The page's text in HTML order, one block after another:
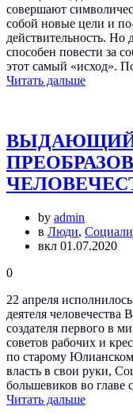
совершают
собой новые цели и
действительность. Но
способен повести за
этот самый «исход».
Читать дальше
by admin
в Люди,
вкл 01.07.2020
0
22 апреля
деятеля
создателя первого в
советов рабочих и
по старому
власть в свои руки,
большевиков во
Читать дальше